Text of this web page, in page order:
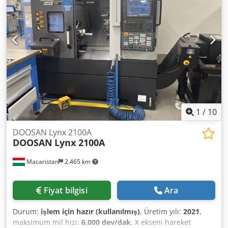
manuals included • Compact design: 2,130 x 1,780 x 2,300
mm (plus oil mist extraction unit) Condition: Very good
condition! Suitable for all grinding tasks! Please click here
for a video of the machine: Delivery: ex stock, immediately
available, FCA Metzingen Payment: strictly net - due upon
receipt of invoice Always a large selection of grinding
machines in stock – please inquire for your requirements!
Punta (Power Chuck) - Tahrikli Takımlar (1 Eksenel - 1
Radyal) - Takım Gözleme Ünitesi (Tool Eye) - Parça
Yakalama Ünitesi (Parts Catcher) - Yağ Sisi Filtresi
(Filtermist) Boyutlar: 2880 x 1711 x 1921 mm (Yükseklik)
Ağırlık: 3900 kg
1 / 10
Macaristan 2.465 km
DOOSAN Lynx 2100A
DOOSAN Lynx 2100A
Fiyat bilgisi Ara
Durum: işlem için hazır (kullanılmış), Üretim yılı: 2021,
maksimum mil hızı: 6.000 dev/dak, X ekseni hareket